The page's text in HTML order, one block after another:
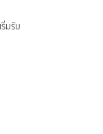
ริ่มรับ